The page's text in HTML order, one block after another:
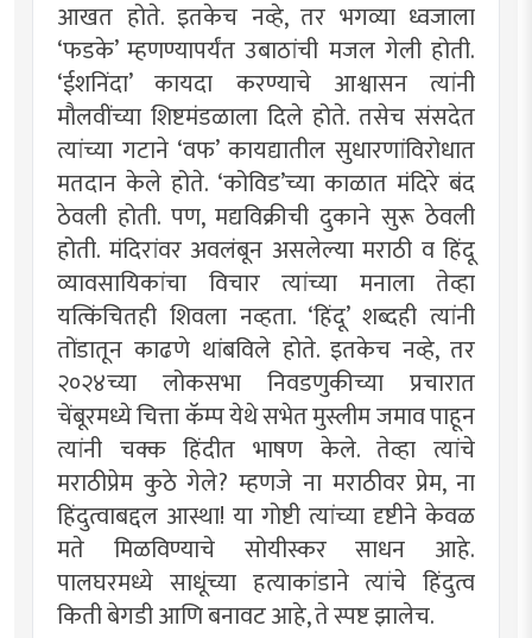
आखत होते. इतकेच नव्हे, तर भगव्या ध्वजाला
‘फडके’ म्हणण्यापर्यंत उबाठांची मजल गेली होती.
‘ईशनिंदा’ कायदा करण्याचे आश्वासन त्यांनी
मौलवींच्या शिष्टमंडळाला दिले होते. तसेच संसदेत
त्यांच्या गटाने ‘वफ’ कायद्यातील सुधारणांविरोधात
मतदान केले होते. ‘कोविड’च्या काळात मंदिरे बंद
ठेवली होती. पण, मद्यविक्रीची दुकाने सुरू ठेवली
होती. मंदिरांवर अवलंबून असलेल्या मराठी व हिंदू
व्यावसायिकांचा विचार त्यांच्या मनाला तेव्हा
यत्किंचितही शिवला नव्हता. ‘हिंदू’ शब्दही त्यांनी
तोंडातून काढणे थांबविले होते. इतकेच नव्हे, तर
२०२४च्या लोकसभा निवडणुकीच्या प्रचारात
चेंबूरमध्ये चित्ता कॅम्प येथे सभेत मुस्लीम जमाव पाहून
त्यांनी चक्क हिंदीत भाषण केले. तेव्हा त्यांचे
मराठीप्रेम कुठे गेले? म्हणजे ना मराठीवर प्रेम, ना
हिंदुत्वाबद्दल आस्था! या गोष्टी त्यांच्या दृष्टीने केवळ
मते मिळविण्याचे सोयीस्कर साधन आहे.
पालघरमध्ये साधूंच्या हत्याकांडाने त्यांचे हिंदुत्व
किती बेगडी आणि बनावट आहे, ते स्पष्ट झालेच.